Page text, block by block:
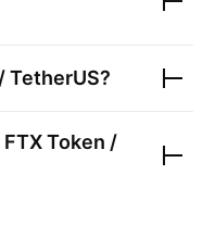
TetherUS?
FTX Token /